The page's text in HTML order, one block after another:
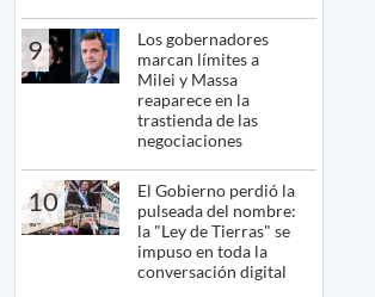
9
Los gobernadores
marcan límites a
Milei y Massa
reaparece en la
trastienda de las
negociaciones
10
El Gobierno perdió la
pulseada del nombre:
la "Ley de Tierras" se
impuso en toda la
conversación digital